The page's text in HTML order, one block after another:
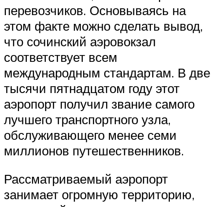
перевозчиков. Основываясь на
этом факте можно сделать вывод,
что сочинский аэровокзал
соответствует всем
международным стандартам. В две
тысячи пятнадцатом году этот
аэропорт получил звание самого
лучшего транспортного узла,
обслуживающего менее семи
миллионов путешественников.
Рассматриваемый аэропорт
занимает огромную территорию,